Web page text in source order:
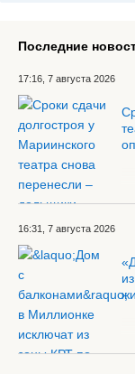
Последние
17:16, 7 августа 2026
16:31, 7 августа 2026